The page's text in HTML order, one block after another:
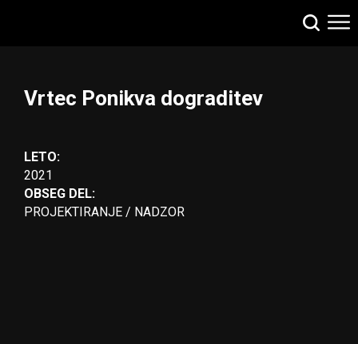
Vrtec Ponikva dograditev
LETO:
2021
OBSEG DEL:
PROJEKTIRANJE / NADZOR